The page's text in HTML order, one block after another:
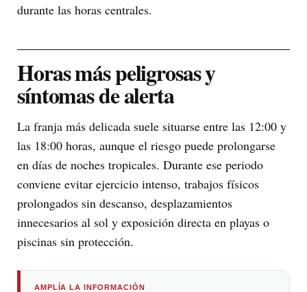
durante las horas centrales.
Horas más peligrosas y
síntomas de alerta
La franja más delicada suele situarse entre las 12:00 y
las 18:00 horas, aunque el riesgo puede prolongarse
en días de noches tropicales. Durante ese periodo
conviene evitar ejercicio intenso, trabajos físicos
prolongados sin descanso, desplazamientos
innecesarios al sol y exposición directa en playas o
piscinas sin protección.
AMPLÍA LA INFORMACIÓN